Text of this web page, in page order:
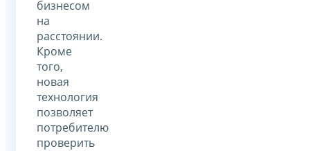
бизнесом
на
расстоянии.
Кроме
того,
новая
технология
позволяет
потребителю
проверить